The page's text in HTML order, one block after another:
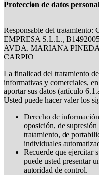
Protección de datos
Responsable del
EMPRESA S.L.L.,
AVDA. MARIANA
CARPIO
La finalidad del tratamiento
informativas y comerciales,
aportar sus datos (artículo
Usted puede hacer valer los
Derecho de
oposición, de
tratamiento, de
individuales
Recuerde que ejercitar
puede usted presentar
autoridad de control.